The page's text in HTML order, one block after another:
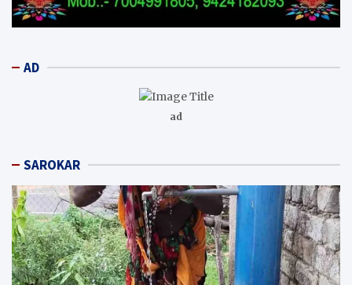
AD
ad
SAROKAR